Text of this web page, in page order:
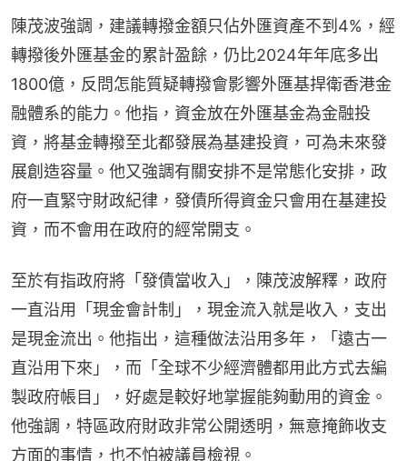
陳茂波強調，建議轉撥金額只佔外匯資產不到4%，經
轉撥後外匯基金的累計盈餘，仍比2024年年底多出
1800億，反問怎能質疑轉撥會影響外匯基捍衛香港金
融體系的能力。他指，資金放在外匯基金為金融投
資，將基金轉撥至北都發展為基建投資，可為未來發
展創造容量。他又強調有關安排不是常態化安排，政
府一直緊守財政紀律，發債所得資金只會用在基建投
資，而不會用在政府的經常開支。
至於有指政府將「發債當收入」，陳茂波解釋，政府
一直沿用「現金會計制」，現金流入就是收入，支出
是現金流出。他指出，這種做法沿用多年，「遠古一
直沿用下來」，而「全球不少經濟體都用此方式去編
製政府帳目」，好處是較好地掌握能夠動用的資金。
他強調，特區政府財政非常公開透明，無意掩飾收支
方面的事情，也不怕被議員檢視。